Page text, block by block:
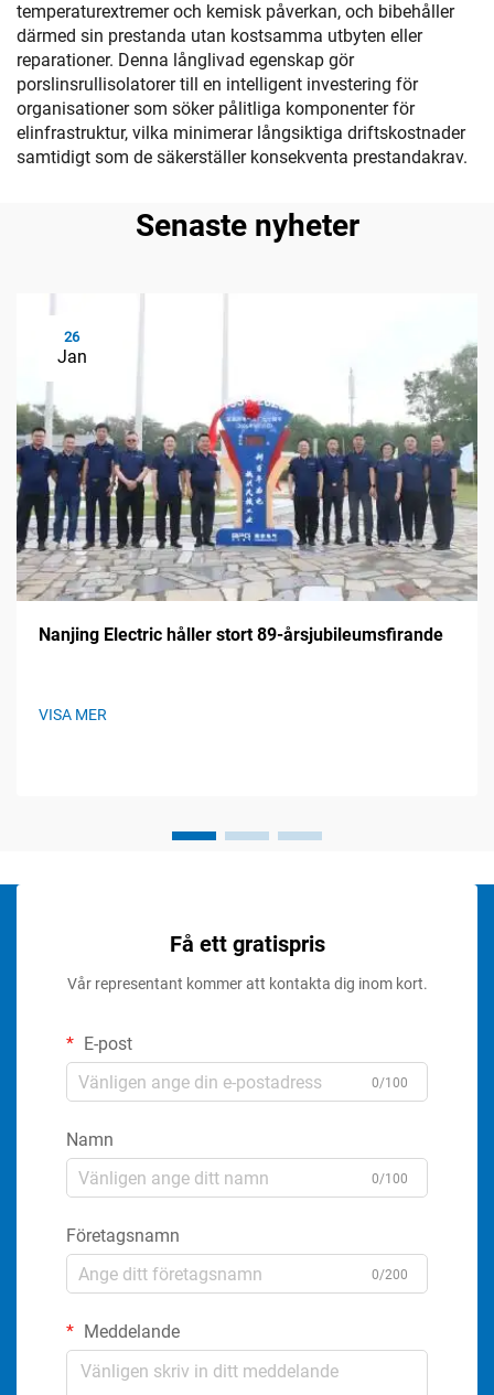
temperaturextremer och kemisk påverkan, och bibehåller
därmed sin prestanda utan kostsamma utbyten eller
reparationer. Denna långlivad egenskap gör
porslinsrullisolatorer till en intelligent investering för
organisationer som söker pålitliga komponenter för
elinfrastruktur, vilka minimerar långsiktiga driftskostnader
samtidigt som de säkerställer konsekventa prestandakrav.
Senaste nyheter
26
Jan
Nanjing Electric håller stort 89-årsjubileumsfirande
VISA MER
Få ett gratispris
Vår representant kommer att kontakta dig inom kort.
E-post
0/100
Namn
0/100
Företagsnamn
0/200
Meddelande